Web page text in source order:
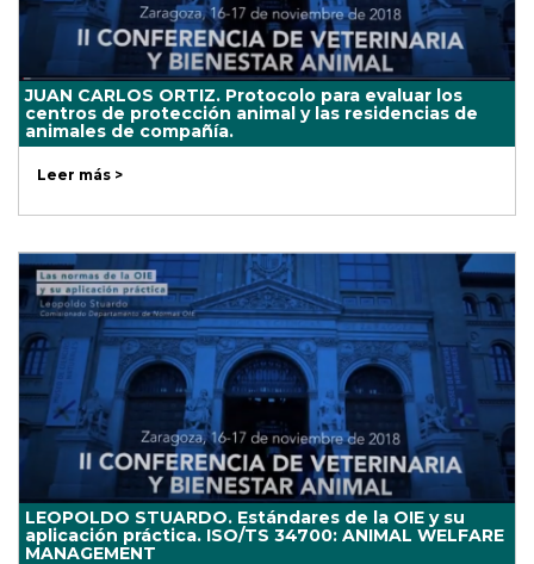
JUAN CARLOS ORTIZ. Protocolo para evaluar los
centros de protección animal y las residencias de
animales de compañía.
Leer más >
LEOPOLDO STUARDO. Estándares de la OIE y su
aplicación práctica. ISO/TS 34700: ANIMAL WELFARE
MANAGEMENT